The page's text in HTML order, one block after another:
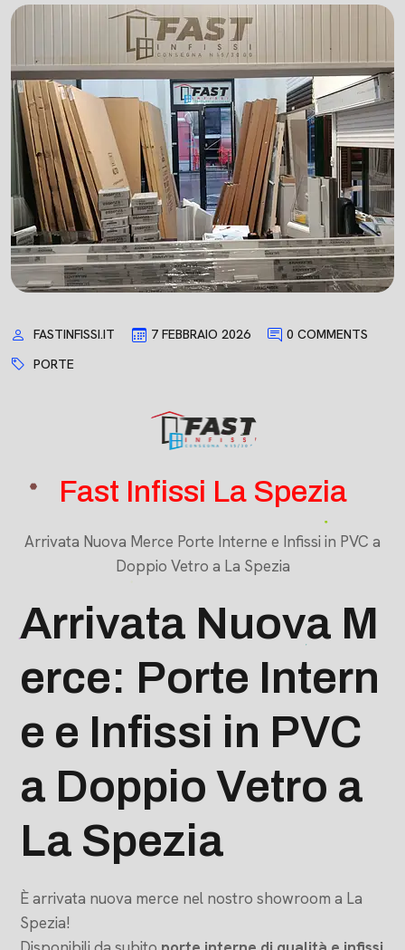
FASTINFISSI.IT 7 FEBBRAIO 2026
0 COMMENTS
PORTE
Fast Infissi La Spezia
Arrivata Nuova Merce Porte Interne e Infissi in PVC a
Doppio Vetro a La Spezia
Arrivata Nuova M
erce: Porte Intern
e e Infissi in PVC
a Doppio Vetro a
La Spezia
È arrivata nuova merce nel nostro showroom a La
Spezia!